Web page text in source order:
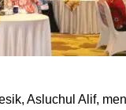
Asluchul Alif,